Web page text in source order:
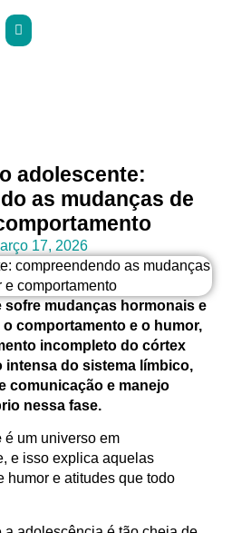
adolescente:
as mudanças de
17, 2026
sofre mudanças hormonais e
comportamento e o humor,
incompleto do córtex
intensa do sistema límbico,
comunicação e manejo
nessa fase.
é um universo em
e isso explica aquelas
humor e atitudes que todo